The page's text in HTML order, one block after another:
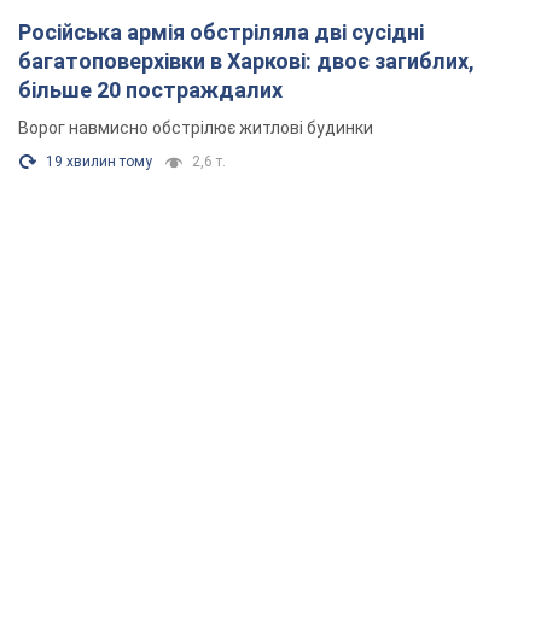
Російська армія обстріляла дві сусідні
багатоповерхівки в Харкові: двоє загиблих,
більше 20 постраждалих
Ворог навмисно обстрілює житлові будинки
19 хвилин тому 2,6 т.